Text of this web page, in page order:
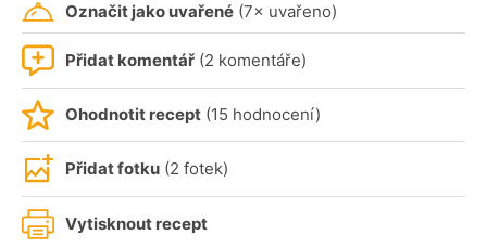
Označit jako uvařené (7× uvařeno)
Přidat komentář (2 komentáře)
Ohodnotit recept (15 hodnocení)
Přidat fotku (2 fotek)
Vytisknout recept